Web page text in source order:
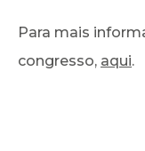
Para mais
congresso, aqui.